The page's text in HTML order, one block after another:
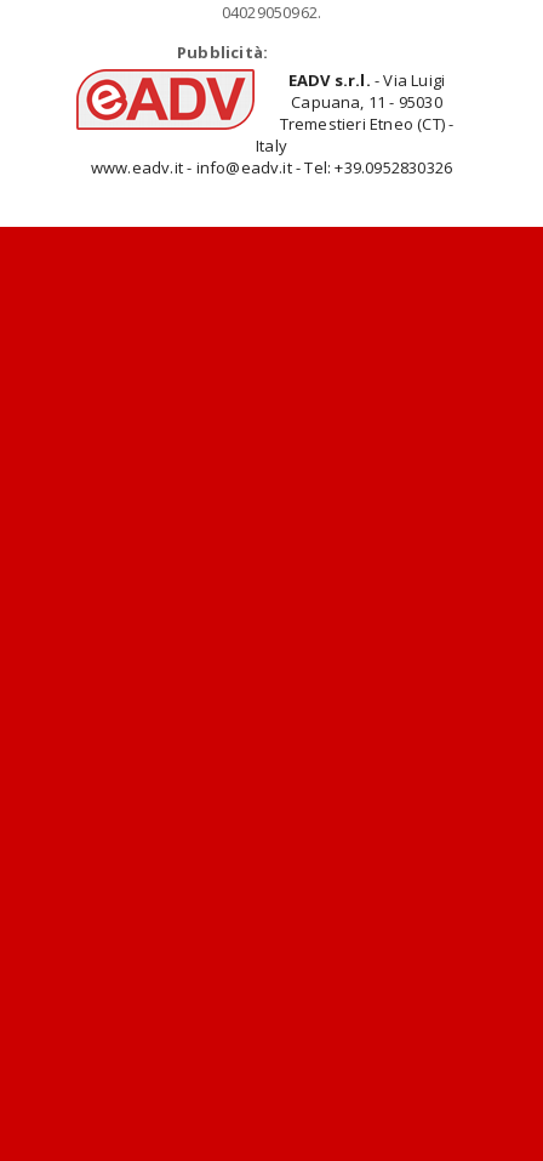
04029050962.
Pubblicità:
EADV s.r.l. - Via Luigi
Capuana, 11 - 95030
Tremestieri Etneo (CT) -
Italy
www.eadv.it - info@eadv.it - Tel: +39.0952830326